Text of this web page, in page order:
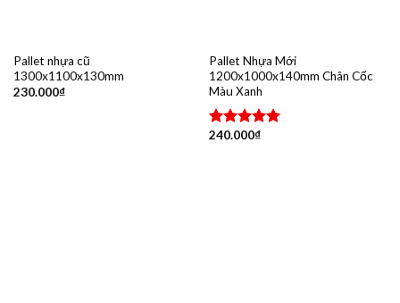
Pallet nhựa cũ
1300x1100x130mm
230.000₫
Pallet Nhựa Mới
1200x1000x140mm Chân Cốc
Màu Xanh
Được xếp
240.000₫